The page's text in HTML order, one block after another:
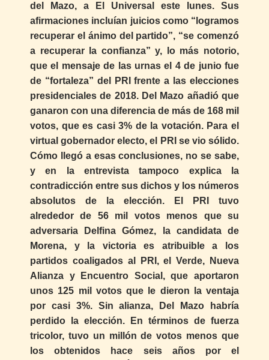
del Mazo, a El Universal este lunes. Sus
afirmaciones incluían juicios como “logramos
recuperar el ánimo del partido”, “se comenzó
a recuperar la confianza” y, lo más notorio,
que el mensaje de las urnas el 4 de junio fue
de “fortaleza” del PRI frente a las elecciones
presidenciales de 2018. Del Mazo añadió que
ganaron con una diferencia de más de 168 mil
votos, que es casi 3% de la votación. Para el
virtual gobernador electo, el PRI se vio sólido.
Cómo llegó a esas conclusiones, no se sabe,
y en la entrevista tampoco explica la
contradicción entre sus dichos y los números
absolutos de la elección. El PRI tuvo
alrededor de 56 mil votos menos que su
adversaria Delfina Gómez, la candidata de
Morena, y la victoria es atribuible a los
partidos coaligados al PRI, el Verde, Nueva
Alianza y Encuentro Social, que aportaron
unos 125 mil votos que le dieron la ventaja
por casi 3%. Sin alianza, Del Mazo habría
perdido la elección. En términos de fuerza
tricolor, tuvo un millón de votos menos que
los obtenidos hace seis años por el